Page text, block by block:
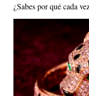
¿Sabes por qué cada